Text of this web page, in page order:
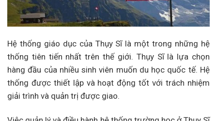
Hệ thống giáo dục của Thụy Sĩ là một trong những hệ
thống tiên tiến nhất trên thế giới. Thụy Sĩ là lựa chọn
hàng đầu của nhiều sinh viên muốn du học quốc tế. Hệ
thống được thiết lập và hoạt động tốt với trách nhiệm
giải trình và quản trị được giao.